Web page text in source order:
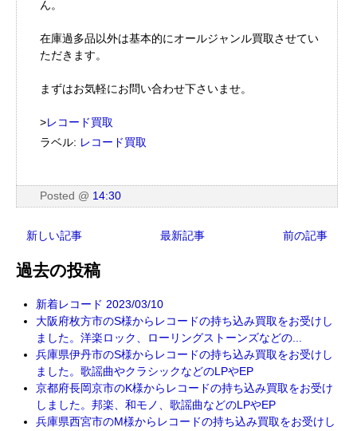
ん。
在庫過多品以外は基本的にオールジャンル買取させてい
ただきます。
まずはお気軽にお問い合わせ下さいませ。
>レコード買取
ラベル: レコード買取
Posted @ 14:30
新しい記事 最新記事 前の記事
過去の投稿
新着レコード 2023/03/10
大阪府枚方市のS様からレコードの持ち込み買取をお受けし
ました。洋楽ロック、ローリングストーンズなどの...
兵庫県伊丹市のS様からレコードの持ち込み買取をお受けし
ました。歌謡曲やクラシックなどのLPやEP
京都府長岡京市のK様からレコードの持ち込み買取をお受け
しました。邦楽、和モノ、歌謡曲などのLPやEP
兵庫県西宮市のM様からレコードの持ち込み買取をお受けし